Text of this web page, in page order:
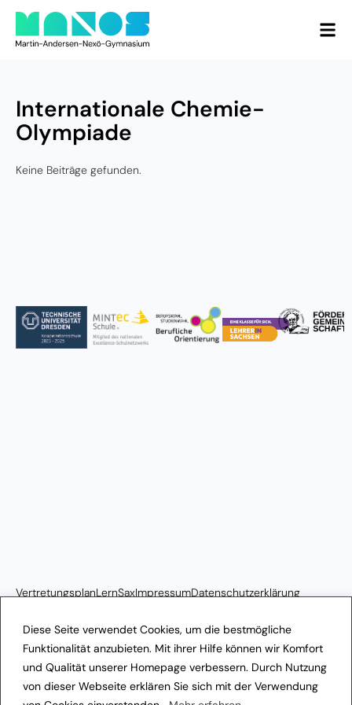
Diese Seite verwendet Cookies, um die bestmögliche
Funktionalität anzubieten. Mit ihrer Hilfe können wir Komfort
und Qualität unserer Homepage verbessern. Durch Nutzung
von dieser Webseite erklären Sie sich mit der Verwendung
Internationale Chemie-
Olympiade
Keine Beiträge gefunden.
VertretungsplanLernSaxImpressumDatenschutzerklärung